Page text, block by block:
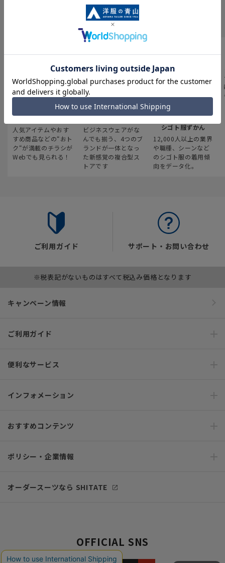
INFORMATION
最新のお買い得情報
人気アイテムやおす
すめ商品などの“おト
ク“が満載のチラシが
Webでも見られる！
スーツスクエア
ビジネスウェアがな
んでも揃う、4つのブ
ランドが一体となっ
た新感覚の複合型ス
トアです
みんなの
シゴト服ずかん
12,000人以上の業界
や職種、シーンなど
のシゴト服の着用傾
向をデータ化。
ご利用ガイド サポート・お問い合わせ
※税表記がないものはすべて税込み価格となります
キャンペーン情報
ご利用ガイド
便利なサービス
インフォメーション
おすすめコンテンツ
ポリシー・企業情報
オーダースーツなら SHITATE
OFFICIAL SNS